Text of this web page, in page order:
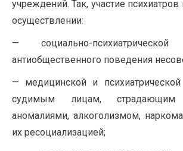
учреждений. Так, участие
осуществлении:
— социально-психиатрической
антиобщественного поведения
— медицинской и
судимым лицам, страдающим
аномалиями, алкоголизмом,
их ресоциализацией;